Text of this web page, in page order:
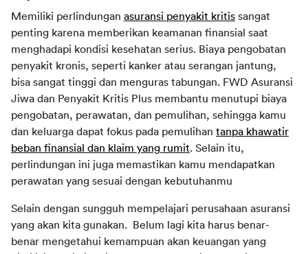
Memiliki perlindungan asuransi penyakit kritis sangat
penting karena memberikan keamanan finansial saat
menghadapi kondisi kesehatan serius. Biaya pengobatan
penyakit kronis, seperti kanker atau serangan jantung,
bisa sangat tinggi dan menguras tabungan. FWD Asuransi
Jiwa dan Penyakit Kritis Plus membantu menutupi biaya
pengobatan, perawatan, dan pemulihan, sehingga kamu
dan keluarga dapat fokus pada pemulihan tanpa khawatir
beban finansial dan klaim yang rumit. Selain itu,
perlindungan ini juga memastikan kamu mendapatkan
perawatan yang sesuai dengan kebutuhanmu
Selain dengan sungguh mempelajari perusahaan asuransi
yang akan kita gunakan. Belum lagi kita harus benar-
benar mengetahui kemampuan akan keuangan yang